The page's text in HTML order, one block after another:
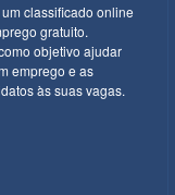
classificado online
gratuito.
objetivo ajudar
emprego e as
às suas vagas.